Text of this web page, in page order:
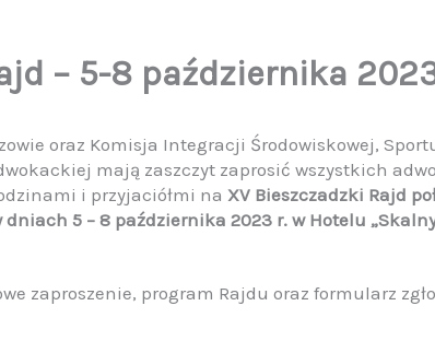
– 5-8 października
oraz Komisja Integracji Środowiskowej,
mają zaszczyt zaprosić wszystkich
i przyjaciółmi na XV Bieszczadzki Rajd
5 – 8 października 2023 r. w Hotelu
zaproszenie, program Rajdu oraz formularz